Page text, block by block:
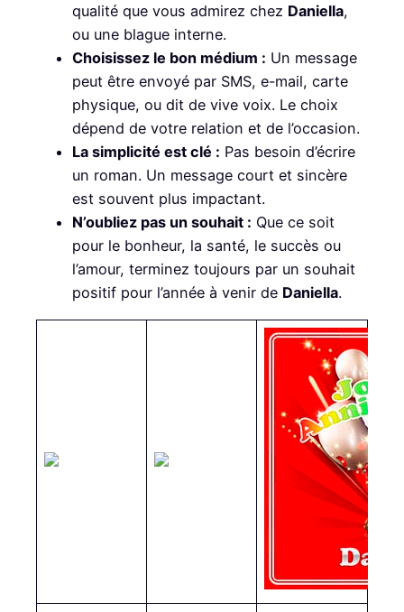
qualité que vous admirez chez Daniella,
ou une blague interne.
Choisissez le bon médium : Un message
peut être envoyé par SMS, e-mail, carte
physique, ou dit de vive voix. Le choix
dépend de votre relation et de l’occasion.
La simplicité est clé : Pas besoin d’écrire
un roman. Un message court et sincère
est souvent plus impactant.
N’oubliez pas un souhait : Que ce soit
pour le bonheur, la santé, le succès ou
l’amour, terminez toujours par un souhait
positif pour l’année à venir de Daniella.